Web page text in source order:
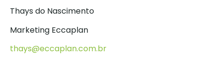
Thays do Nascimento
Marketing Eccaplan
thays@eccaplan.com.br